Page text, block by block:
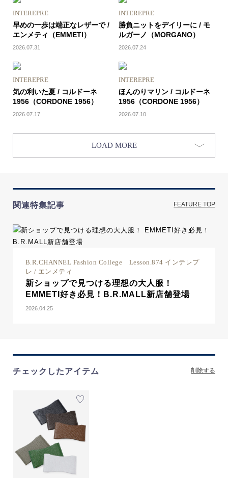
INTEREPRE
早めの一歩は端正なレザーで /
エンメティ（EMMETI）
2026.07.31
INTEREPRE
勝負ニットをデイリーに / モ
ルガーノ（MORGANO）
2026.07.24
INTEREPRE
気の利いた夏 / コルドーネ
1956（CORDONE 1956）
2026.07.17
INTEREPRE
ほんのりマリン / コルドーネ
1956（CORDONE 1956）
2026.07.10
LOAD MORE
関連特集記事 FEATURE TOP
B.R.CHANNEL Fashion College Lesson.874 インテレプ
レ / エンメティ
新ショップで見つける理想の大人服！
EMMETI好き必見！B.R.MALL新店舗登場
2026.04.25
チェックしたアイテム 削除する